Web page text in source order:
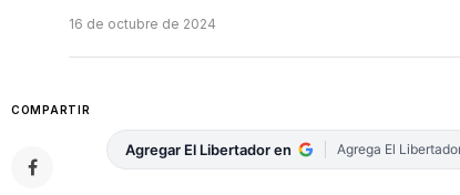
16 de octubre de 2024
COMPARTIR
Agregar El Libertador en Agrega El